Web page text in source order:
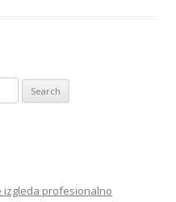
izgleda profesionalno